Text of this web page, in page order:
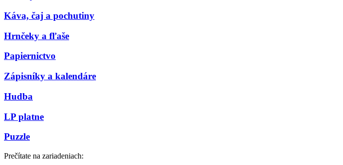
Káva, čaj a pochutiny
Hrnčeky a fľaše
Papiernictvo
Zápisníky a kalendáre
Hudba
LP platne
Puzzle
Prečítate na zariadeniach: